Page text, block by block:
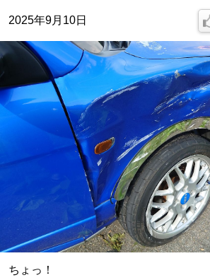
2025年9月10日
ちょっ！